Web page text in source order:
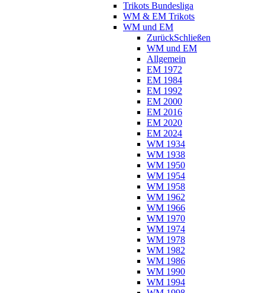
Trikots Bundesliga
WM & EM Trikots
WM und EM
ZurückSchließen
WM und EM
Allgemein
EM 1972
EM 1984
EM 1992
EM 2000
EM 2016
EM 2020
EM 2024
WM 1934
WM 1938
WM 1950
WM 1954
WM 1958
WM 1962
WM 1966
WM 1970
WM 1974
WM 1978
WM 1982
WM 1986
WM 1990
WM 1994